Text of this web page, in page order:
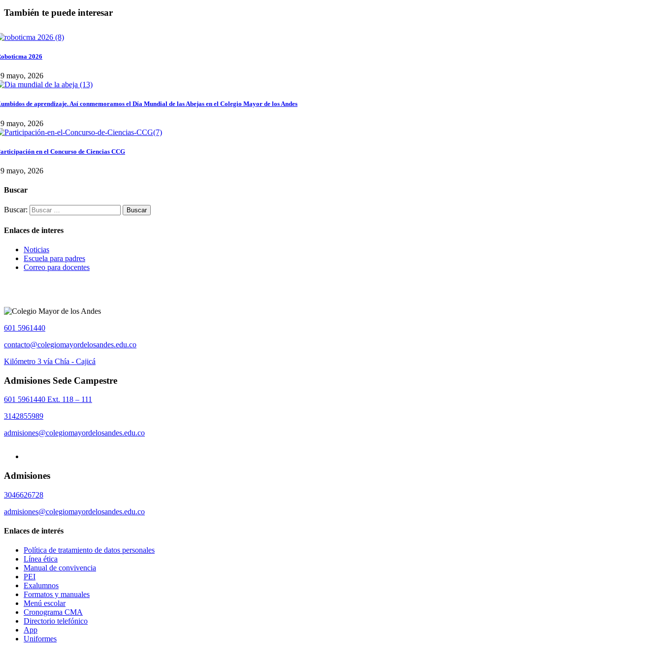
También te puede interesar
2026
mayo, 2026
de aprendizaje. Así conmemoramos el Día Mundial de las Abejas en el Colegio Mayor de los Andes
mayo, 2026
en el Concurso de Ciencias CCG
mayo, 2026
Buscar
Buscar:
Enlaces de interes
Noticias
Escuela para padres
Correo para docentes
601 5961440
contacto@colegiomayordelosandes.edu.co
Kilómetro 3 vía Chía - Cajicá
Admisiones Sede Campestre
601 5961440 Ext. 118 – 111
3142855989
admisiones@colegiomayordelosandes.edu.co
Admisiones
3046626728
admisiones@colegiomayordelosandes.edu.co
Enlaces de interés
Política de tratamiento de datos personales
Línea ética
Manual de convivencia
PEI
Exalumnos
Formatos y manuales
Menú escolar
Cronograma CMA
Directorio telefónico
App
Uniformes